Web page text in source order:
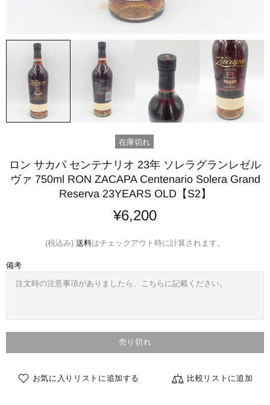
在庫切れ
ロン サカパ センテナリオ 23年 ソレラグランレゼル
ヴァ 750ml RON ZACAPA Centenario Solera Grand
Reserva 23YEARS OLD【S2】
¥6,200
(税込み) 送料はチェックアウト時に計算されます。
備考
売り切れ
お気に入りリストに追加する 比較リストに追加